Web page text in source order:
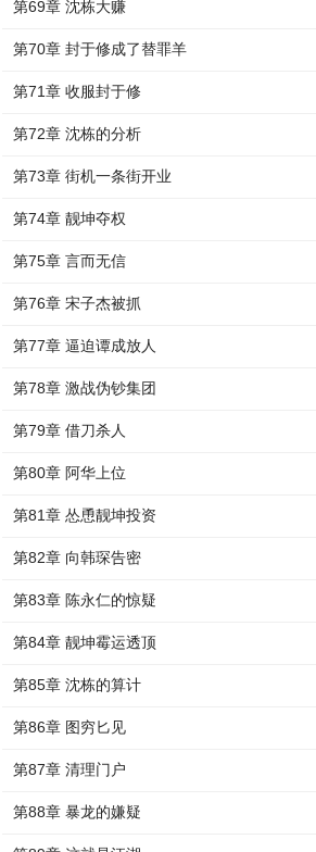
第69章 沈栋大赚
第70章 封于修成了替罪羊
第71章 收服封于修
第72章 沈栋的分析
第73章 街机一条街开业
第74章 靓坤夺权
第75章 言而无信
第76章 宋子杰被抓
第77章 逼迫谭成放人
第78章 激战伪钞集团
第79章 借刀杀人
第80章 阿华上位
第81章 怂恿靓坤投资
第82章 向韩琛告密
第83章 陈永仁的惊疑
第84章 靓坤霉运透顶
第85章 沈栋的算计
第86章 图穷匕见
第87章 清理门户
第88章 暴龙的嫌疑